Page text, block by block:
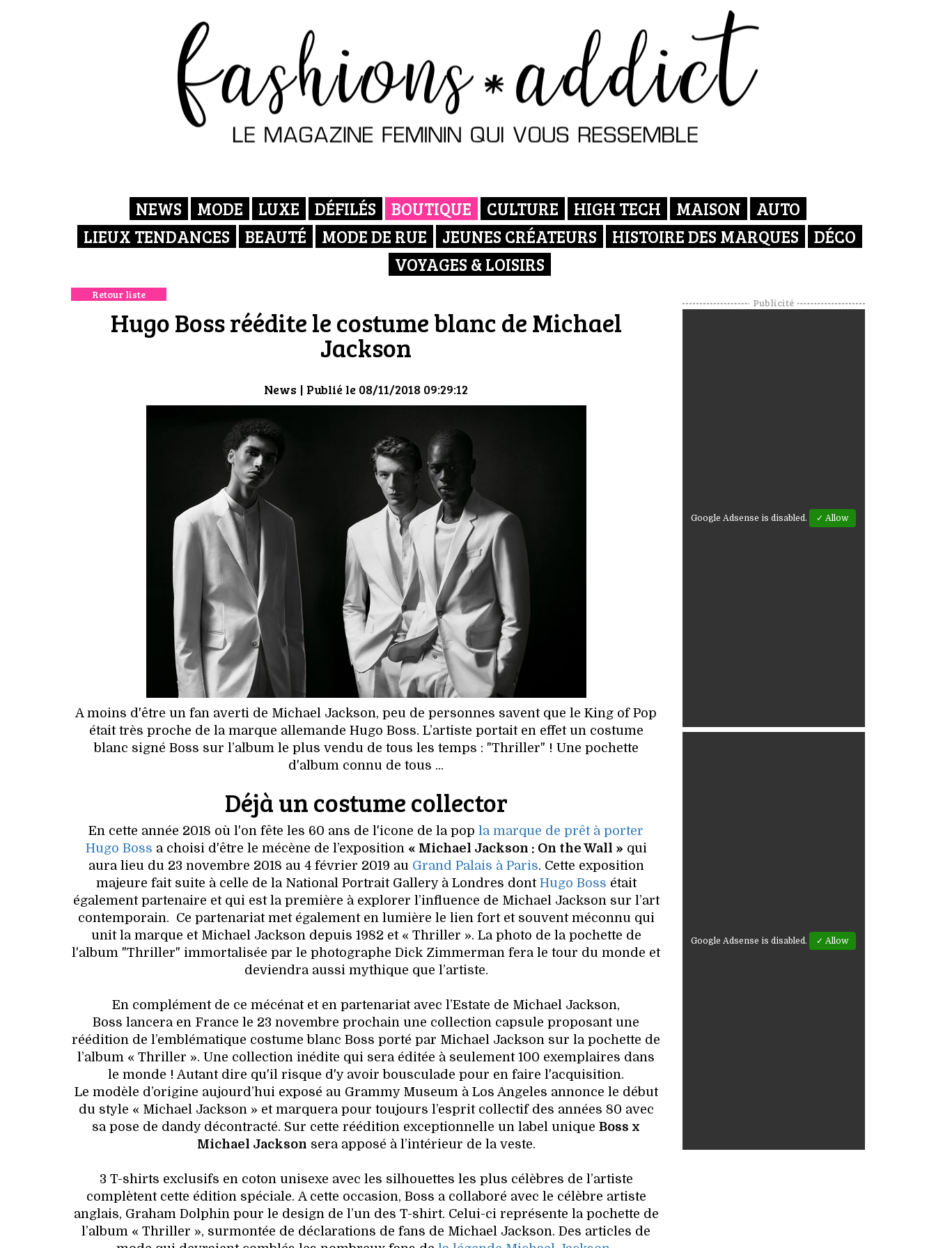
NEWS MODE LUXE DÉFILÉS BOUTIQUE CULTURE HIGH TECH MAISON
AUTO
LIEUX TENDANCES
BEAUTÉ MODE DE RUE JEUNES CRÉATEURS HISTOIRE DES MARQUES
DÉCO
VOYAGES & LOISIRS
Retour liste
Hugo Boss réédite le costume blanc de Michael
Jackson
News | Publié le 08/11/2018 09:29:12
A moins d'être un fan averti de Michael Jackson, peu de personnes savent que le King of Pop
était très proche de la marque allemande Hugo Boss. L’artiste portait en effet un costume
blanc signé Boss sur l’album le plus vendu de tous les temps : "Thriller" ! Une pochette
d'album connu de tous ...
Déjà un costume collector
En cette année 2018 où l'on fête les 60 ans de l'icone de la popla marque de prêt à porter
Hugo Boss a choisi d'être le mécène de l’exposition « Michael Jackson : On the Wall » qui
aura lieu du 23 novembre 2018 au 4 février 2019 au Grand Palais à Paris. Cette exposition
majeure fait suite à celle de la National Portrait Gallery à Londres dont Hugo Boss était
également partenaire et qui est la première à explorer l’influence de Michael Jackson sur l’art
contemporain. Ce partenariat met également en lumière le lien fort et souvent méconnu qui
unit la marque et Michael Jackson depuis 1982 et « Thriller ». La photo de la pochette de
l'album "Thriller" immortalisée par le photographe Dick Zimmerman fera le tour du monde et
deviendra aussi mythique que l’artiste.
En complément de ce mécénat et en partenariat avec l’Estate de Michael Jackson,
Boss lancera en France le 23 novembre prochain une collection capsule proposant une
réédition de l’emblématique costume blanc Boss porté par Michael Jackson sur la pochette de
l’album « Thriller ». Une collection inédite qui sera éditée à seulement 100 exemplaires dans
le monde ! Autant dire qu'il risque d'y avoir bousculade pour en faire l'acquisition.
Le modèle d’origine aujourd’hui exposé au Grammy Museum à Los Angeles annonce le début
du style « Michael Jackson » et marquera pour toujours l’esprit collectif des années 80 avec
sa pose de dandy décontracté. Sur cette réédition exceptionnelle un label uniqueBoss x
Michael Jackson sera apposé à l’intérieur de la veste.
3 T-shirts exclusifs en coton unisexe avec les silhouettes les plus célèbres de l’artiste
complètent cette édition spéciale. A cette occasion, Boss a collaboré avec le célèbre artiste
anglais, Graham Dolphin pour le design de l’un des T-shirt. Celui-ci représente la pochette de
l’album « Thriller », surmontée de déclarations de fans de Michael Jackson. Des articles de
Publicité
Google Adsense is disabled. ✓ Allow
Google Adsense is disabled. ✓ Allow